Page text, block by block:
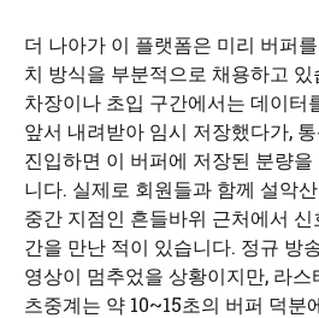
더 나아가 이 플랫폼은 미리 버퍼
치 방식을 부분적으로 채용하고
차장이나 초입 구간에서는 데이터
앞서 내려받아 임시 저장했다가,
진입하면 이 버퍼에 저장된 분량
니다. 실제로 회원들과 함께 설악
중간 지점인 흔들바위 근처에서
간을 만난 적이 있습니다. 정규 방
영상이 멈추었을 상황이지만, 라
츠중계는 약 10~15초의 버퍼 덕분